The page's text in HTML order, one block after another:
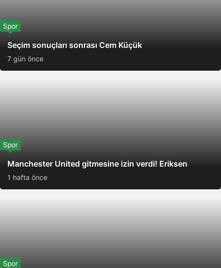
Seçim sonuçları sonrası Cem Küçük
Spor
7 gün önce
Manchester United gitmesine izin verdi! Eriksen
Spor
1 hafta önce
Spor